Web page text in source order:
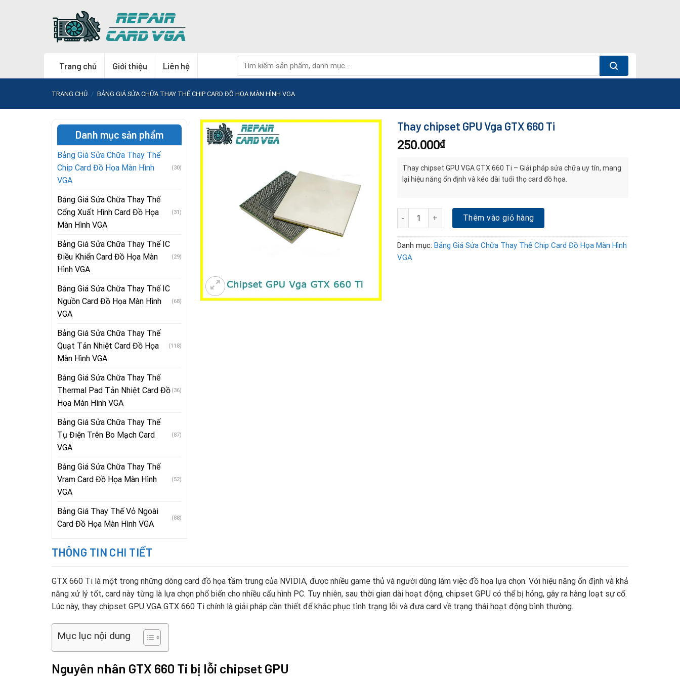
Trang chủ Giới thiệu Liên hệ
kiếm:
TRANG CHỦ / BẢNG GIÁ SỬA CHỮA THAY THẾ CHIP CARD ĐỒ HỌA MÀN HÌNH VGA
Thay chipset GPU Vga GTX 660 Ti
250.000₫
Thay chipset GPU VGA GTX 660 Ti – Giải pháp sửa chữa uy tín, mang
lại hiệu năng ổn định và kéo dài tuổi thọ card đồ họa.
Thay chipset GPU Vga GTX 660 Ti số lượng
Thêm vào giỏ hàng
Danh mục: Bảng Giá Sửa Chữa Thay Thế Chip Card Đồ Họa Màn Hình
VGA
Danh mục sản phẩm
Bảng Giá Sửa Chữa Thay Thế
Chip Card Đồ Họa Màn Hình
VGA
(30)
Bảng Giá Sửa Chữa Thay Thế
Cổng Xuất Hình Card Đồ Họa
Màn Hình VGA
(31)
Bảng Giá Sửa Chữa Thay Thế IC
Điều Khiển Card Đồ Họa Màn
Hình VGA
(29)
Bảng Giá Sửa Chữa Thay Thế IC
Nguồn Card Đồ Họa Màn Hình
VGA
(68)
Bảng Giá Sửa Chữa Thay Thế
Quạt Tản Nhiệt Card Đồ Họa
Màn Hình VGA
(118)
Bảng Giá Sửa Chữa Thay Thế
Thermal Pad Tản Nhiệt Card Đồ
Họa Màn Hình VGA
(36)
Bảng Giá Sửa Chữa Thay Thế
Tụ Điện Trên Bo Mạch Card
VGA
(87)
Bảng Giá Sửa Chữa Thay Thế
Vram Card Đồ Họa Màn Hình
VGA
(52)
Bảng Giá Thay Thế Vỏ Ngoài
Card Đồ Họa Màn Hình VGA
(88)
THÔNG TIN CHI TIẾT
GTX 660 Ti là một trong những dòng card đồ họa tầm trung của NVIDIA, được nhiều game thủ và người dùng làm việc đồ họa lựa chọn. Với hiệu năng ổn định và khả
năng xử lý tốt, card này từng là lựa chọn phổ biến cho nhiều cấu hình PC. Tuy nhiên, sau thời gian dài hoạt động, chipset GPU có thể bị hỏng, gây ra hàng loạt sự cố.
Lúc này, thay chipset GPU VGA GTX 660 Ti chính là giải pháp cần thiết để khắc phục tình trạng lỗi và đưa card về trạng thái hoạt động bình thường.
Mục lục nội dung
Nguyên nhân GTX 660 Ti bị lỗi chipset GPU